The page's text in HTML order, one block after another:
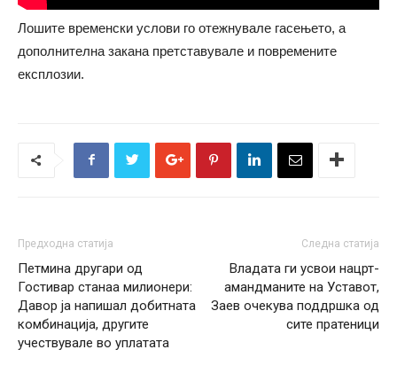
Лошите временски услови го отежнувале гасењето, а
дополнителна закана претставувале и повремените
експлозии.
Предходна статија
Петмина другари од
Гостивар станаа милионери:
Давор ја напишал добитната
комбинација, другите
учествувале во уплатата
Следна статија
Владата ги усвои нацрт-
амандманите на Уставот,
Заев очекува поддршка од
сите пратеници